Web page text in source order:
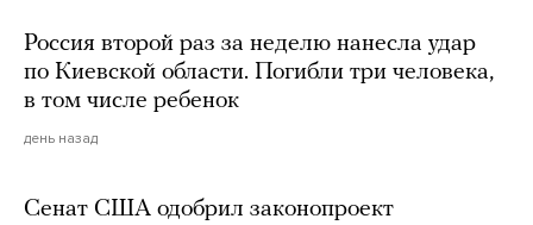
Россия второй раз за неделю нанесла удар
по Киевской области. Погибли три человека,
в том числе ребенок
день назад
Сенат США одобрил законопроект